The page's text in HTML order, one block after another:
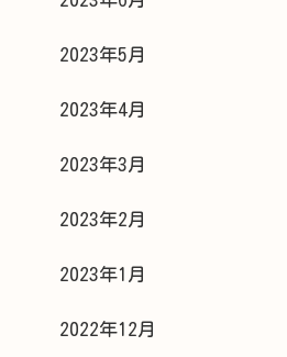
2023年5月
2023年4月
2023年3月
2023年2月
2023年1月
2022年12月